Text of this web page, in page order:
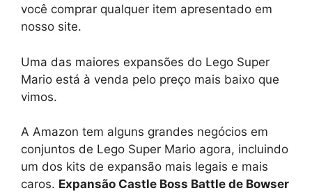
você comprar qualquer item apresentado em
nosso site.
Uma das maiores expansões do Lego Super
Mario está à venda pelo preço mais baixo que
vimos.
A Amazon tem alguns grandes negócios em
conjuntos de Lego Super Mario agora, incluindo
um dos kits de expansão mais legais e mais
caros. Expansão Castle Boss Battle de Bowser